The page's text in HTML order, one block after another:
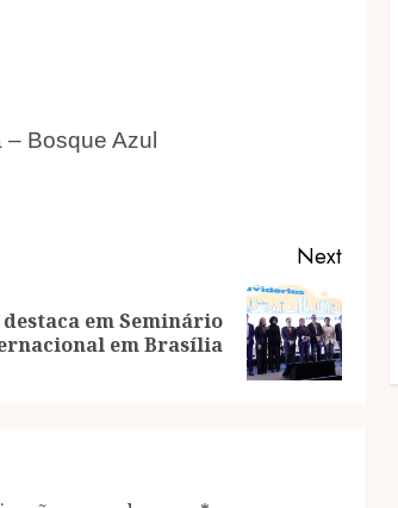
Bosque Azul
Next
destaca em Seminário
em Brasília